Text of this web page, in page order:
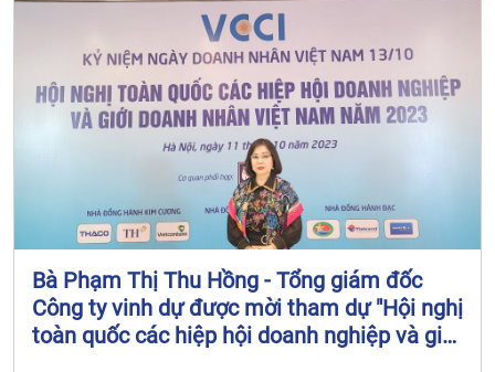
Bà Phạm Thị Thu Hồng - Tổng giám đốc
Công ty vinh dự được mời tham dự "Hội nghị
toàn quốc các hiệp hội doanh nghiệp và giới